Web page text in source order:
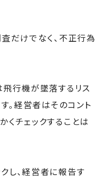
だけでなく、不正行為
行機が墜落するリス
。経営者はそのコント
チェックすることは
し、経営者に報告す